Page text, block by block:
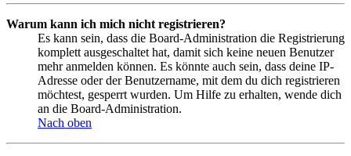
Warum kann ich mich nicht registrieren?
Es kann sein, dass die Board-Administration die Registrierung
komplett ausgeschaltet hat, damit sich keine neuen Benutzer
mehr anmelden können. Es könnte auch sein, dass deine IP-
Adresse oder der Benutzername, mit dem du dich registrieren
möchtest, gesperrt wurden. Um Hilfe zu erhalten, wende dich
an die Board-Administration.
Nach oben